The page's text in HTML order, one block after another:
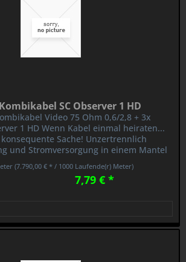
SC Observer 1 HD
Video 75 Ohm 0,6/2,8 + 3x
1 HD Wenn Kabel einmal heiraten...
Sache! Unzertrennlich
und Stromversorgung in einem Mantel
(7.790,00 € * / 1000 Laufende(r) Meter)
7,79 € *